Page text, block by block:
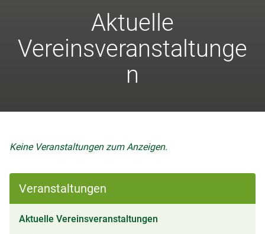
Aktuelle
Vereinsveranstaltunge
n
Veranstaltungen
Aktuelle Vereinsveranstaltungen
Keine Veranstaltungen zum Anzeigen.